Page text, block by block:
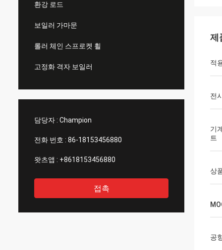
환강 로드
보일러 가마문
롤러 체인 스프로켓 휠
고정화 격자 보일러
담당자 : Champion
전화 번호 : 86-18153456880
왓츠앱 : +8618153456880
접촉
제
적
전
기
트
상
공